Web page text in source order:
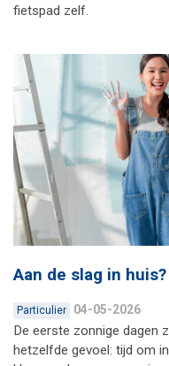
fietspad zelf.
Aan de slag in
Particulier 04-05-2026
De eerste zonnige dagen
hetzelfde gevoel: tijd om